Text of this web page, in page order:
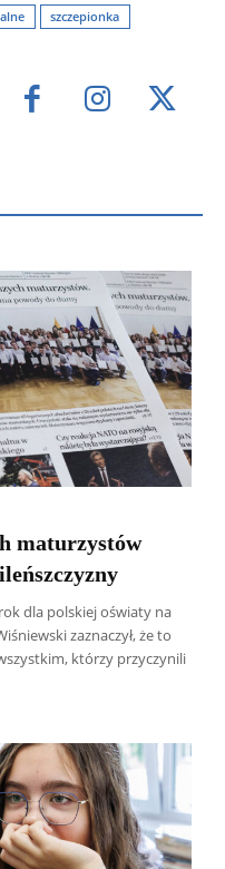
szczepionka
maturzystów
dla polskiej oświaty na
zaznaczył, że to
którzy przyczynili